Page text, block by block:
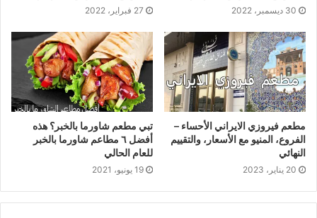
30 ديسمبر، 2022 27 فبراير، 2022
مطعم فيروزي الايراني الأحساء –
الفروع، المنيو مع الأسعار، والتقييم
النهائي
20 يناير، 2023
تبي مطعم شاورما بالخبر؟ هذه
أفضل ٦ مطاعم شاورما بالخبر
للعام الحالي
19 يونيو، 2021